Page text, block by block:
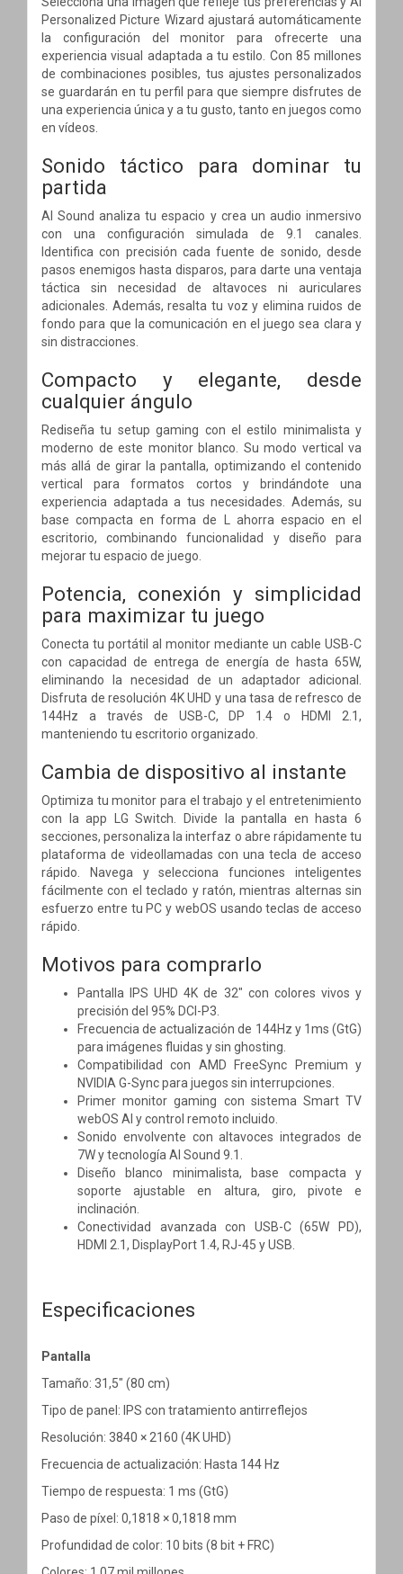
Personalized Picture Wizard ajustará automáticamente
la configuración del monitor para ofrecerte una
experiencia visual adaptada a tu estilo. Con 85 millones
de combinaciones posibles, tus ajustes personalizados
se guardarán en tu perfil para que siempre disfrutes de
una experiencia única y a tu gusto, tanto en juegos como
en vídeos.
Sonido táctico para dominar tu
partida
AI Sound analiza tu espacio y crea un audio inmersivo
con una configuración simulada de 9.1 canales.
Identifica con precisión cada fuente de sonido, desde
pasos enemigos hasta disparos, para darte una ventaja
táctica sin necesidad de altavoces ni auriculares
adicionales. Además, resalta tu voz y elimina ruidos de
fondo para que la comunicación en el juego sea clara y
sin distracciones.
Compacto y elegante, desde
cualquier ángulo
Rediseña tu setup gaming con el estilo minimalista y
moderno de este monitor blanco. Su modo vertical va
más allá de girar la pantalla, optimizando el contenido
vertical para formatos cortos y brindándote una
experiencia adaptada a tus necesidades. Además, su
base compacta en forma de L ahorra espacio en el
escritorio, combinando funcionalidad y diseño para
mejorar tu espacio de juego.
Potencia, conexión y simplicidad
para maximizar tu juego
Conecta tu portátil al monitor mediante un cable USB-C
con capacidad de entrega de energía de hasta 65W,
eliminando la necesidad de un adaptador adicional.
Disfruta de resolución 4K UHD y una tasa de refresco de
144Hz a través de USB-C, DP 1.4 o HDMI 2.1,
manteniendo tu escritorio organizado.
Cambia de dispositivo al instante
Optimiza tu monitor para el trabajo y el entretenimiento
con la app LG Switch. Divide la pantalla en hasta 6
secciones, personaliza la interfaz o abre rápidamente tu
plataforma de videollamadas con una tecla de acceso
rápido. Navega y selecciona funciones inteligentes
fácilmente con el teclado y ratón, mientras alternas sin
esfuerzo entre tu PC y webOS usando teclas de acceso
rápido.
Motivos para comprarlo
Pantalla IPS UHD 4K de 32" con colores vivos y
precisión del 95% DCI-P3.
Frecuencia de actualización de 144Hz y 1ms (GtG)
para imágenes fluidas y sin ghosting.
Compatibilidad con AMD FreeSync Premium y
NVIDIA G-Sync para juegos sin interrupciones.
Primer monitor gaming con sistema Smart TV
webOS AI y control remoto incluido.
Sonido envolvente con altavoces integrados de
7W y tecnología AI Sound 9.1.
Diseño blanco minimalista, base compacta y
soporte ajustable en altura, giro, pivote e
inclinación.
Conectividad avanzada con USB-C (65W PD),
HDMI 2.1, DisplayPort 1.4, RJ-45 y USB.
Especificaciones
Pantalla
Tamaño: 31,5" (80 cm)
Tipo de panel: IPS con tratamiento antirreflejos
Resolución: 3840 × 2160 (4K UHD)
Frecuencia de actualización: Hasta 144 Hz
Tiempo de respuesta: 1 ms (GtG)
Paso de píxel: 0,1818 × 0,1818 mm
Profundidad de color: 10 bits (8 bit + FRC)